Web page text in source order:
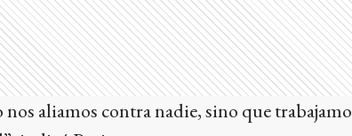
aliamos contra nadie, sino que